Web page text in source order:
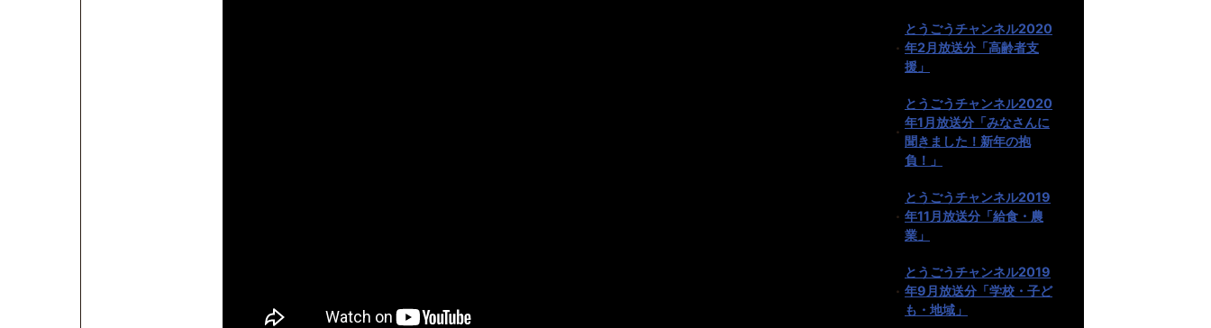
とうごうチャンネル2020
年2月放送分「高齢者支
援」
とうごうチャンネル2020
年1月放送分「みなさんに
聞きました！新年の抱
負！」
とうごうチャンネル2019
年11月放送分「給食・農
業」
とうごうチャンネル2019
年9月放送分「学校・子ど
も・地域」